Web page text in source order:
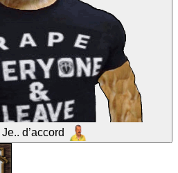
Je.. d’accord